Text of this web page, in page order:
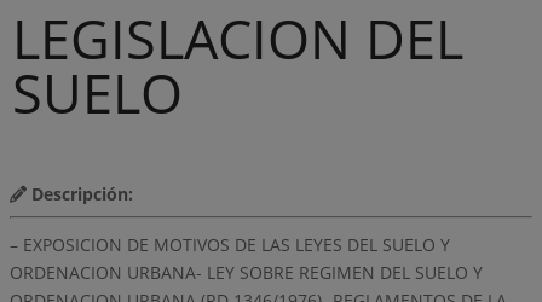
LEGISLACION DEL
SUELO
Descripción:
– EXPOSICION DE MOTIVOS DE LAS LEYES DEL SUELO Y
ORDENACION URBANA- LEY SOBRE REGIMEN DEL SUELO Y